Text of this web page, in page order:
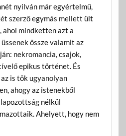
nyilván már egyértelmű,
szerző egymás mellett ült
mindketten azt a
össze valamit az
nekromancia, csajok,
epikus történet. És
is tök ugyanolyan
ahogy az istenekből
nélkül
Ahelyett, hogy nem